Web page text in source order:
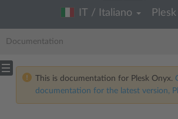
IT / Italiano
Documentation
This is documentation for Plesk Onyx.
documentation for the latest version,